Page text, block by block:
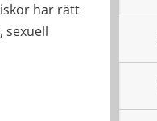
har rätt
sexuell